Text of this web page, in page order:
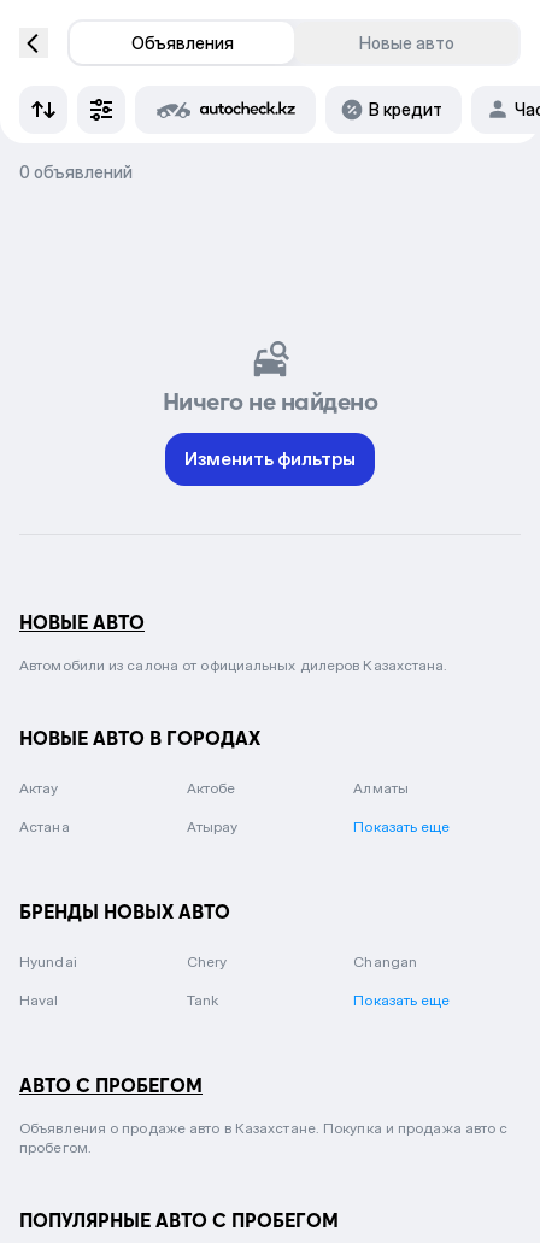
Объявления Новые авто
В кредит
0 объявлений
Ничего не найдено
Изменить фильтры
НОВЫЕ АВТО
Автомобили из салона от официальных дилеров Казахстана.
НОВЫЕ АВТО В ГОРОДАХ
Актау Актобе Алматы
Астана Атырау Показать еще
БРЕНДЫ НОВЫХ АВТО
Hyundai Chery Changan
Haval Tank Показать еще
АВТО С ПРОБЕГОМ
Объявления о продаже авто в Казахстане. Покупка и продажа авто с
пробегом.
ПОПУЛЯРНЫЕ АВТО С ПРОБЕГОМ